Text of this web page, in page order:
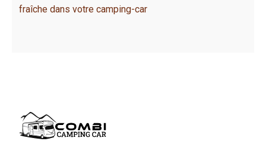
fraîche dans votre camping-car